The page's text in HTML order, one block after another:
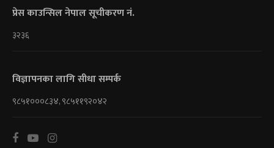
प्रेस काउन्सिल नेपाल सूचीकरण नं.
३२३६
विज्ञापनका लागि सीधा सम्पर्क
९८५१०००८३४, ९८५११९२०४२